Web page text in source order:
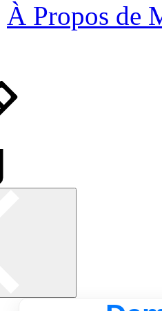
À Propos de